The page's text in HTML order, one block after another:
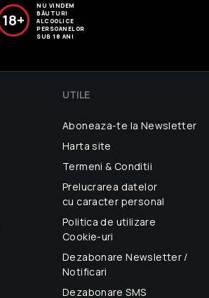
18+
NU VINDEM
BĂUTURI
ALCOOLICE
PERSOANELOR
SUB 18 ANI
UTILE
Aboneaza-te la Newsletter
Harta site
Termeni & Conditii
Prelucrarea datelor
cu caracter personal
Politica de utilizare
Cookie-uri
Dezabonare Newsletter /
Notificari
Dezabonare SMS